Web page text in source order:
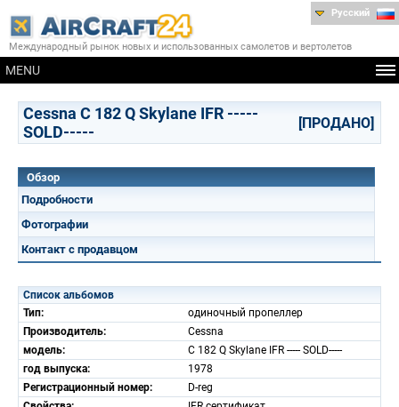
Международный рынок новых и использованных самолетов и вертолетов
MENU
Русский
Cessna C 182 Q Skylane IFR -----
SOLD-----
[ПРОДАНО]
Обзор
Подробности
Фотографии
Контакт с продавцом
Список альбомов
Тип:
одиночный пропеллер
Производитель:
Cessna
модель:
C 182 Q Skylane IFR ----- SOLD-----
год выпуска:
1978
Регистрационный номер:
D-reg